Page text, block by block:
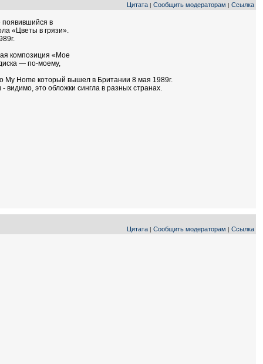
Цитата | Сообщить модераторам | Ссылка
в
«Цветы в грязи».
композиция «Мое
— по-моему,
My Home который вышел в Британии 8 мая 1989г.
видимо, это обложки сингла в разных странах.
Цитата | Сообщить модераторам | Ссылка